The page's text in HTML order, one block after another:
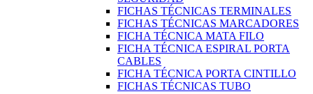
FICHAS TÉCNICAS TERMINALES
FICHAS TÉCNICAS MARCADORES
FICHA TÉCNICA MATA FILO
FICHA TÉCNICA ESPIRAL PORTA
CABLES
FICHA TÉCNICA PORTA CINTILLO
FICHAS TÉCNICAS TUBO